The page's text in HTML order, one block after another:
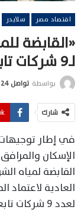
اقتصاد مصر سلايدر
«القابضة
لـ9 شركات تابعة للعام المالي 2026/2027
بواسطة تواصل 24
شارك
في إطار
الإسكان
القابضة لمياه
لعدد 9